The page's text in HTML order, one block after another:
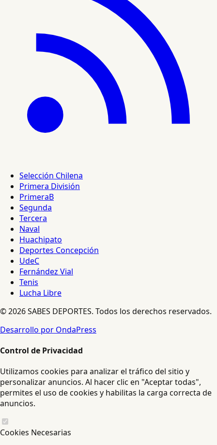
Selección Chilena
Primera División
PrimeraB
Segunda
Tercera
Naval
Huachipato
Deportes Concepción
UdeC
Fernández Vial
Tenis
Lucha Libre
© 2026 SABES DEPORTES. Todos los derechos reservados.
Desarrollo por OndaPress
Control de Privacidad
Utilizamos cookies para analizar el tráfico del sitio y
personalizar anuncios. Al hacer clic en "Aceptar todas",
permites el uso de cookies y habilitas la carga correcta de
anuncios.
Cookies Necesarias